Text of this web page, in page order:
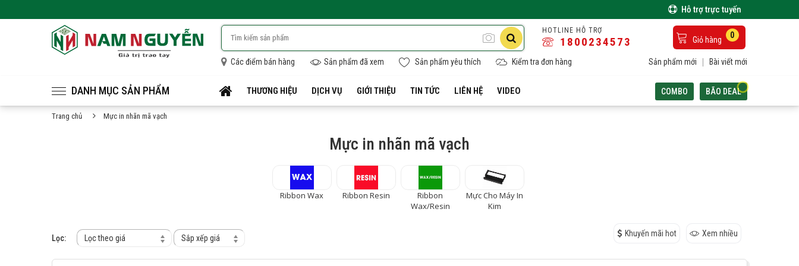
Hỗ trợ trực tuyến
HOTLINE HỖ TRỢ
1800234573 Giỏ hàng 0
Các điểm bán hàng Sản phẩm đã xem Sản phẩm yêu thích Kiểm tra đơn hàng Sản phẩm mới Bài viết mới
DANH MỤC SẢN PHẨM THƯƠNG HIỆU DỊCH VỤ GIỚI THIỆU TIN TỨC LIÊN HỆ VIDEO COMBO BÃO DEAL
Trang chủ Mực in nhãn mã vạch
Mực in nhãn mã vạch
Ribbon Wax Ribbon Resin
Ribbon
Wax/Resin
Mực Cho Máy In
Kim
Lọc: Lọc theo giá Sắp xếp giá Khuyến mãi hot Xem nhiều